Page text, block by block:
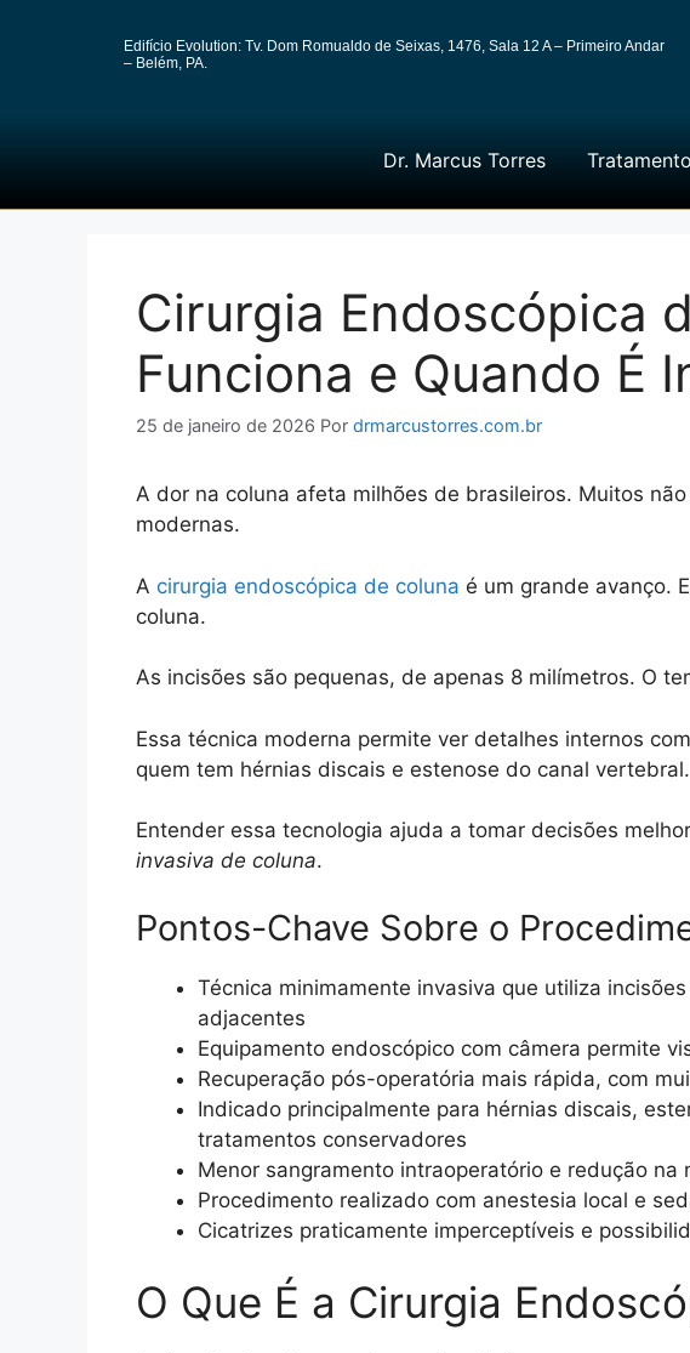
Edifício Evolution: Tv. Dom Romualdo de Seixas, 1476, Sala 12 A – Primeiro Andar
– Belém, PA.
Dr. Marcus Torres
Cirurgia Endoscópica
Funciona e Quando É
25 de janeiro de 2026 Por drmarcustorres.com.br
A dor na coluna afeta milhões de brasileiros. Muitos
modernas.
A cirurgia endoscópica de coluna é um grande avanço.
coluna.
As incisões são pequenas, de apenas 8 milímetros. O
Essa técnica moderna permite ver detalhes internos
quem tem hérnias discais e estenose do canal vertebral.
Entender essa tecnologia ajuda a tomar decisões
invasiva de coluna.
Pontos-Chave Sobre o
Técnica minimamente invasiva que utiliza
adjacentes
Equipamento endoscópico com câmera permite
Recuperação pós-operatória mais rápida, com
Indicado principalmente para hérnias discais,
tratamentos conservadores
Menor sangramento intraoperatório e redução
Procedimento realizado com anestesia local e
Cicatrizes praticamente imperceptíveis e
O Que É a Cirurgia